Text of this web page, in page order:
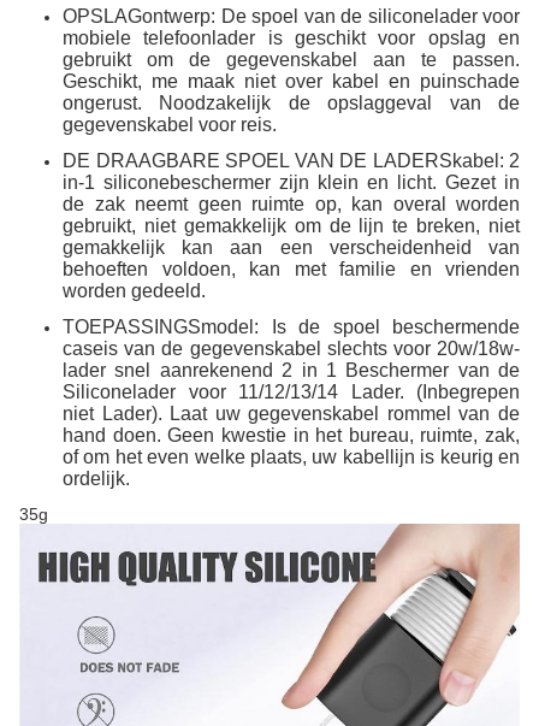
OPSLAGontwerp: De spoel van de siliconelader voor
mobiele telefoonlader is geschikt voor opslag en
gebruikt om de gegevenskabel aan te passen.
Geschikt, me maak niet over kabel en puinschade
ongerust. Noodzakelijk de opslaggeval van de
gegevenskabel voor reis.
DE DRAAGBARE SPOEL VAN DE LADERSkabel: 2
in-1 siliconebeschermer zijn klein en licht. Gezet in
de zak neemt geen ruimte op, kan overal worden
gebruikt, niet gemakkelijk om de lijn te breken, niet
gemakkelijk kan aan een verscheidenheid van
behoeften voldoen, kan met familie en vrienden
worden gedeeld.
TOEPASSINGSmodel: Is de spoel beschermende
caseis van de gegevenskabel slechts voor 20w/18w-
lader snel aanrekenend 2 in 1 Beschermer van de
Siliconelader voor 11/12/13/14 Lader. (Inbegrepen
niet Lader). Laat uw gegevenskabel rommel van de
hand doen. Geen kwestie in het bureau, ruimte, zak,
of om het even welke plaats, uw kabellijn is keurig en
ordelijk.
35g